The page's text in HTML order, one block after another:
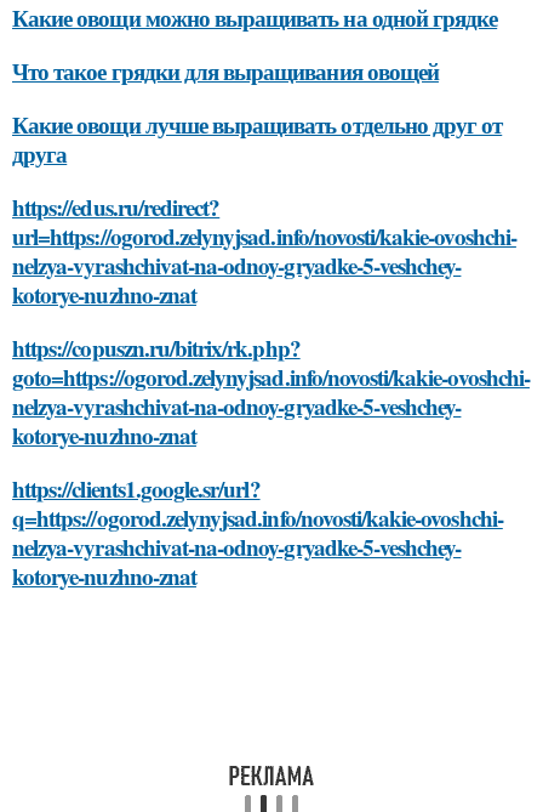
Какие овощи можно выращивать на одной грядке
Что такое грядки для выращивания овощей
Какие овощи лучше выращивать отдельно друг от
друга
https://edus.ru/redirect?
url=https://ogorod.zelynyjsad.info/novosti/kakie-ovoshchi-
nelzya-vyrashchivat-na-odnoy-gryadke-5-veshchey-
kotorye-nuzhno-znat
https://copuszn.ru/bitrix/rk.php?
goto=https://ogorod.zelynyjsad.info/novosti/kakie-ovoshchi-
nelzya-vyrashchivat-na-odnoy-gryadke-5-veshchey-
kotorye-nuzhno-znat
https://clients1.google.sr/url?
q=https://ogorod.zelynyjsad.info/novosti/kakie-ovoshchi-
nelzya-vyrashchivat-na-odnoy-gryadke-5-veshchey-
kotorye-nuzhno-znat